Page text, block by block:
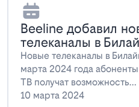
Beeline добавил
телеканалы в
Новые телеканалы в
марта 2024 года
ТВ получат возможность
наслаждаться…
10 марта 2024